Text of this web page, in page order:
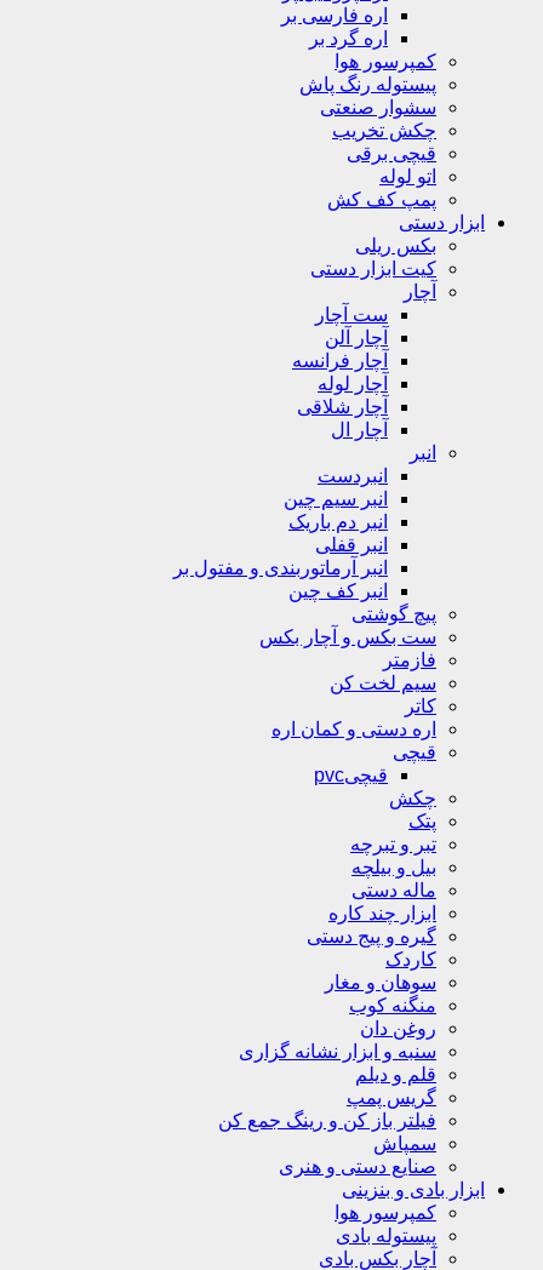
اره فارسی بر
اره گرد بر
کمپرسور هوا
پیستوله رنگ پاش
سشوار صنعتی
چکش تخریب
قیچی برقی
اتو لوله
پمپ کف کش
ابزار دستی
بکس ریلی
کیت ابزار دستی
آچار
ست آچار
آچار آلن
آچار فرانسه
آچار لوله
آچار شلاقی
آچار ال
انبر
انبردست
انبر سیم چین
انبر دم باریک
انبر قفلی
انبر آرماتوربندی و مفتول بر
انبر کف چین
پیچ گوشتی
ست بکس و آچار بکس
فازمتر
سیم لخت کن
کاتر
اره دستی و کمان اره
قیچی
قیچیpvc
چکش
پتک
تبر و تبرچه
بیل و بیلچه
ماله دستی
ابزار چند کاره
گیره و پیج دستی
کاردک
سوهان و مغار
منگنه کوب
روغن دان
سنبه و ابزار نشانه گزاری
قلم و دیلم
گریس پمپ
فیلتر باز کن و رینگ جمع کن
سمپاش
صنایع دستی و هنری
ابزار بادی و بنزینی
کمپرسور هوا
پیستوله بادی
آچار بکس بادی